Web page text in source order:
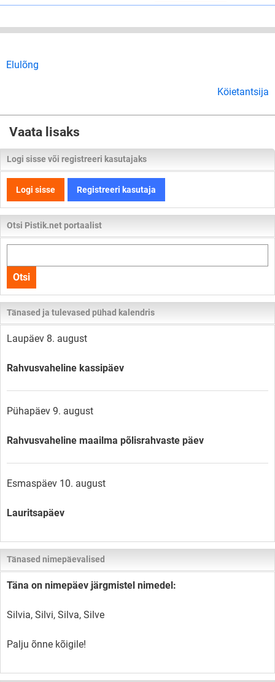
Elulõng
Köietantsija
Vaata lisaks
Logi sisse või registreeri kasutajaks
Logi sisse Registreeri kasutaja
Otsi Pistik.net portaalist
kogu
lehelt
Otsi
Tänased ja tulevased pühad kalendris
Laupäev 8. august
Rahvusvaheline kassipäev
Pühapäev 9. august
Rahvusvaheline maailma põlisrahvaste päev
Esmaspäev 10. august
Lauritsapäev
Tänased nimepäevalised
Täna on nimepäev järgmistel nimedel:
Silvia, Silvi, Silva, Silve
Palju õnne kõigile!